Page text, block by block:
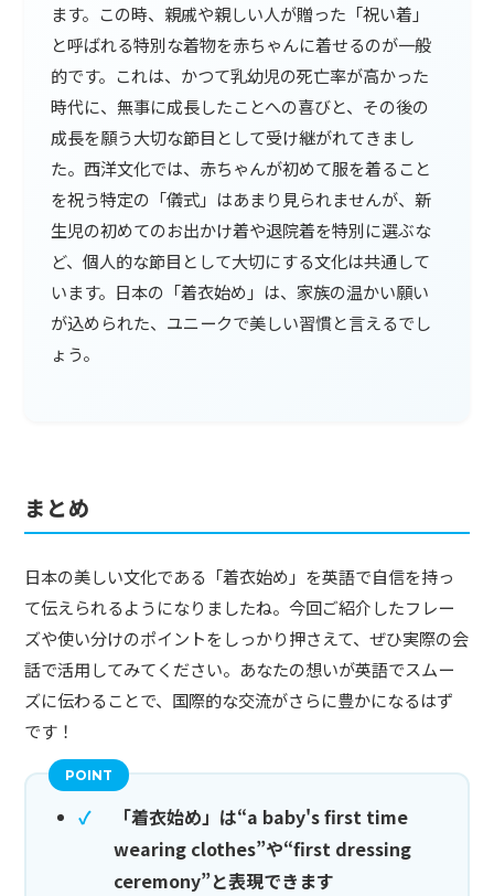
ます。この時、親戚や親しい人が贈った「祝い着」
と呼ばれる特別な着物を赤ちゃんに着せるのが一般
的です。これは、かつて乳幼児の死亡率が高かった
時代に、無事に成長したことへの喜びと、その後の
成長を願う大切な節目として受け継がれてきまし
た。西洋文化では、赤ちゃんが初めて服を着ること
を祝う特定の「儀式」はあまり見られませんが、新
生児の初めてのお出かけ着や退院着を特別に選ぶな
ど、個人的な節目として大切にする文化は共通して
います。日本の「着衣始め」は、家族の温かい願い
が込められた、ユニークで美しい習慣と言えるでし
ょう。
まとめ
日本の美しい文化である「着衣始め」を英語で自信を持っ
て伝えられるようになりましたね。今回ご紹介したフレー
ズや使い分けのポイントをしっかり押さえて、ぜひ実際の会
話で活用してみてください。あなたの想いが英語でスムー
ズに伝わることで、国際的な交流がさらに豊かになるはず
です！
「着衣始め」は“a baby's first time
wearing clothes”や“first dressing
ceremony”と表現できます